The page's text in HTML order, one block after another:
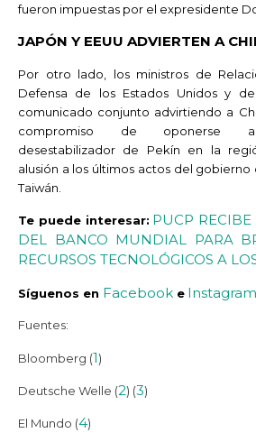
fueron impuestas por el expresidente
JAPÓN Y EEUU ADVIERTEN A
Por otro lado, los ministros de
Defensa de los Estados Unidos y
comunicado conjunto advirtiendo a
compromiso de oponerse al
desestabilizador de Pekín en la
alusión a los últimos actos del
Taiwán.
Te puede interesar: PUCP
DEL BANCO MUNDIAL PARA
RECURSOS TECNOLÓGICOS A
Síguenos en Facebook e Instagram
Fuentes:
Bloomberg (1)
Deutsche Welle (2) (3)
El Mundo (4)